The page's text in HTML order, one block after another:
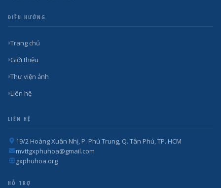
ĐIỀU HƯỚNG
Trang chủ
Giới thiệu
Thư viện ảnh
Liên hệ
LIÊN HỆ
19/2 Hoàng Xuân Nhị, P. Phú Trung, Q. Tân Phú, TP. HCM
mvttgxphuhoa@gmail.com
gxphuhoa.org
HỖ TRỢ